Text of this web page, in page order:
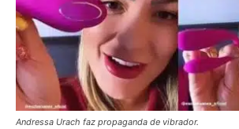
Andressa Urach faz propaganda de vibrador.